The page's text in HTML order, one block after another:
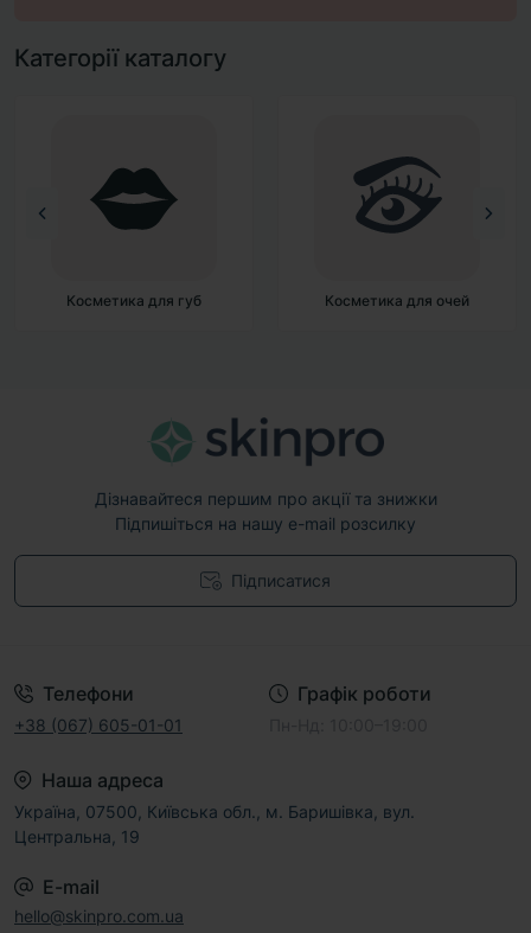
Категорії каталогу
Косметика для губ Косметика для очей
Дізнавайтеся першим про акції та знижки
Підпишіться на нашу e-mail розсилку
Підписатися
Телефони
+38 (067) 605-01-01
Графік роботи
Наша адреса
Україна, 07500, Київська обл., м. Баришівка, вул.
Центральна, 19
E-mail
hello@skinpro.com.ua